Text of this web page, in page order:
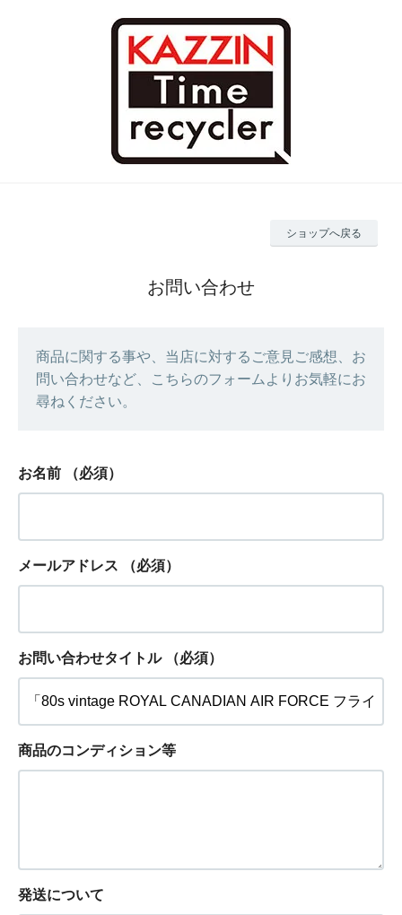
ショップへ戻る
お問い合わせ
商品に関する事や、当店に対するご意見ご感想、お
問い合わせなど、こちらのフォームよりお気軽にお
尋ねください。
お名前 （必須）
メールアドレス （必須）
お問い合わせタイトル （必須）
商品のコンディション等
発送について